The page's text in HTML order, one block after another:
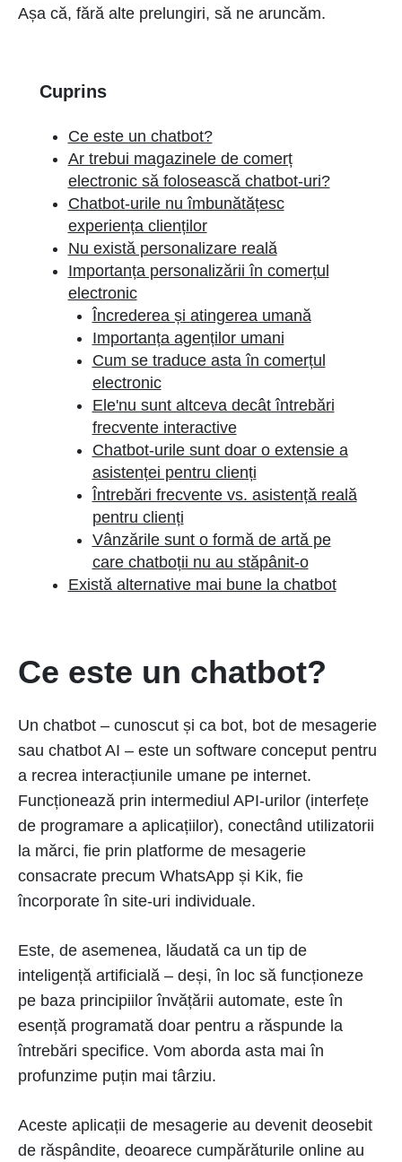
Așa că, fără alte prelungiri, să ne aruncăm.
Cuprins
Ce este un chatbot?
Ar trebui magazinele de comerț
electronic să folosească chatbot-uri?
Chatbot-urile nu îmbunătățesc
experiența clienților
Nu există personalizare reală
Importanța personalizării în comerțul
electronic
Încrederea și atingerea umană
Importanța agenților umani
Cum se traduce asta în comerțul
electronic
Ele'nu sunt altceva decât întrebări
frecvente interactive
Chatbot-urile sunt doar o extensie a
asistenței pentru clienți
Întrebări frecvente vs. asistență reală
pentru clienți
Vânzările sunt o formă de artă pe
care chatboții nu au stăpânit-o
Există alternative mai bune la chatbot
Ce este un chatbot?
Un chatbot – cunoscut și ca bot, bot de mesagerie
sau chatbot AI – este un software conceput pentru
a recrea interacțiunile umane pe internet.
Funcționează prin intermediul API-urilor (interfețe
de programare a aplicațiilor), conectând utilizatorii
la mărci, fie prin platforme de mesagerie
consacrate precum WhatsApp și Kik, fie
încorporate în site-uri individuale.
Este, de asemenea, lăudată ca un tip de
inteligență artificială – deși, în loc să funcționeze
pe baza principiilor învățării automate, este în
esență programată doar pentru a răspunde la
întrebări specifice. Vom aborda asta mai în
profunzime puțin mai târziu.
Aceste aplicații de mesagerie au devenit deosebit
de răspândite, deoarece cumpărăturile online au